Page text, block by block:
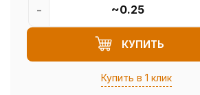
КУПИТЬ
Купить в 1 клик
-